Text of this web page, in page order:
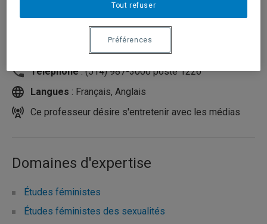
Département de sociologie
pache.stephanie@uqam.ca
Téléphone: (514) 987-3000 poste 1226
Langues : Français, Anglais
Ce professeur désire s'entretenir avec les médias
Domaines d'expertise
Études féministes
Études féministes des sexualités
Tout refuser
Préférences